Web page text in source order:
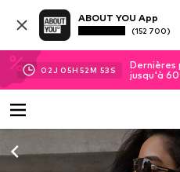
ABOUT YOU App
(152 700)
02J 05H 52M 53 S
jusqu'à